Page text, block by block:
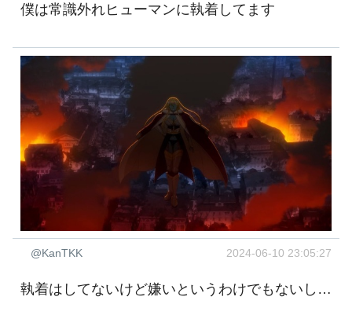
僕は常識外れヒューマンに執着してます
@KanTKK 2024-06-10 23:05:27
執着はしてないけど嫌いというわけでもないし…